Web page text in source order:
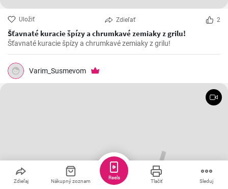
Uložiť Zdieľať 2
Šťavnaté kuracie špízy a chrumkavé zemiaky z grilu!
Šťavnaté kuracie špízy a chrumkavé zemiaky z grilu!
Varim_Susmevom
Zdieľaj Nákupný zoznam Tlačiť Sleduj
Reels